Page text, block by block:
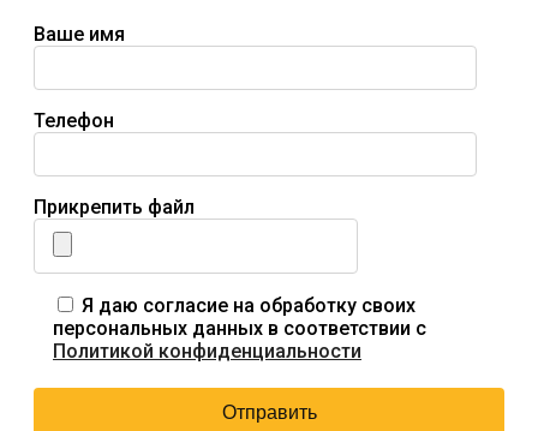
Ваше имя
Телефон
Прикрепить файл
Я даю согласие на обработку своих
персональных данных в соответствии с
Политикой конфиденциальности